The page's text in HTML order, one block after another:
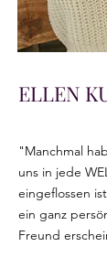
ELLEN
"Manchmal
uns in jede
eingeflossen
ein ganz
Freund